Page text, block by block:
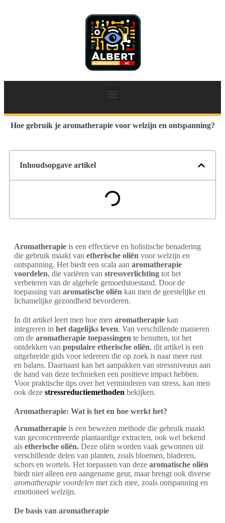
Hoe gebruik je aromatherapie voor welzijn en ontspanning?
Inhoudsopgave artikel
Aromatherapie is een effectieve en holistische benadering
die gebruik maakt van etherische oliën voor welzijn en
ontspanning. Het biedt een scala aan aromatherapie
voordelen, die variëren van stressverlichting tot het
verbeteren van de algehele gemoedstoestand. Door de
toepassing van aromatische oliën kan men de geestelijke en
lichamelijke gezondheid bevorderen.
In dit artikel leert men hoe men aromatherapie kan
integreren in het dagelijks leven. Van verschillende manieren
om de aromatherapie toepassingen te benutten, tot het
ontdekken van populaire etherische oliën, dit artikel is een
uitgebreide gids voor iedereen die op zoek is naar meer rust
en balans. Daarnaast kan het aanpakken van stressniveaus aan
de hand van deze technieken een positieve impact hebben.
Voor praktische tips over het verminderen van stress, kan men
ook deze stressreductiemethoden bekijken.
Aromatherapie: Wat is het en hoe werkt het?
Aromatherapie is een bewezen methode die gebruik maakt
van geconcentreerde plantaardige extracten, ook wel bekend
als etherische oliën. Deze oliën worden vaak gewonnen uit
verschillende delen van planten, zoals bloemen, bladeren,
schors en wortels. Het toepassen van deze aromatische oliën
biedt niet alleen een aangename geur, maar brengt ook diverse
aromatherapie voordelen met zich mee, zoals ontspanning en
emotioneel welzijn.
De basis van aromatherapie